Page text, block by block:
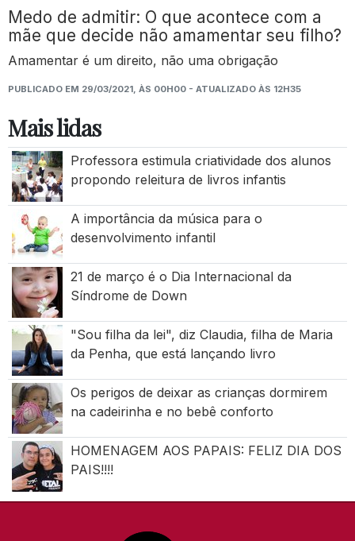
Medo de admitir: O que acontece com a
mãe que decide não amamentar seu filho?
Amamentar é um direito, não uma obrigação
PUBLICADO EM 29/03/2021, ÀS 00H00 - ATUALIZADO ÀS 12H35
Mais lidas
Professora estimula criatividade dos alunos
propondo releitura de livros infantis
A importância da música para o
desenvolvimento infantil
21 de março é o Dia Internacional da
Síndrome de Down
"Sou filha da lei", diz Claudia, filha de Maria
da Penha, que está lançando livro
Os perigos de deixar as crianças dormirem
na cadeirinha e no bebê conforto
HOMENAGEM AOS PAPAIS: FELIZ DIA DOS
PAIS!!!!